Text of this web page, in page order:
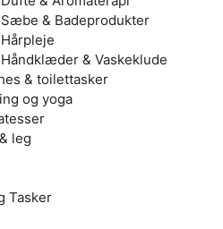
Sæbe & Badeprodukter
Hårpleje
Håndklæder & Vaskeklude
& toilettasker
og yoga
leg
Tasker